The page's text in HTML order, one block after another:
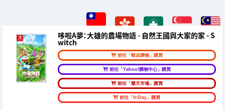
哆啦A夢：大雄的農場物語 - 自然王國與大家的家 - S
witch
前往「蝦皮購物」購買
前往「Yahoo!購物中心」購買
前往「樂天市場」購買
前往「friDay」購買